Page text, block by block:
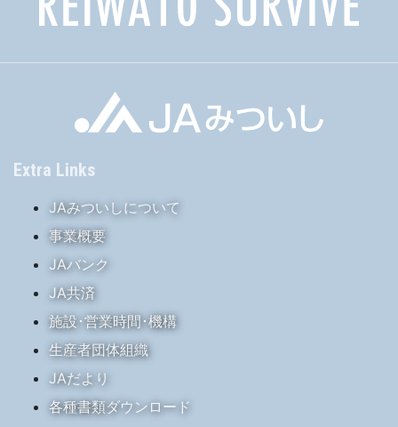
ン
Extra Links
JAみついしについて
事業概要
JAバンク
JA共済
施設･営業時間･機構
生産者団体組織
JAだより
各種書類ダウンロード